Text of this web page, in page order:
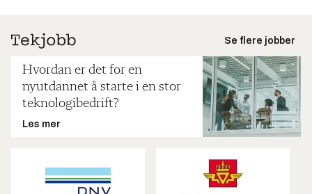
Se flere jobber
Hvordan er det for en
nyutdannet å starte i en stor
teknologibedrift?
Les mer